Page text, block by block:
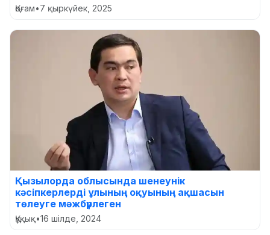
Қоғам•7 қыркүйек, 2025
Қызылорда облысында шенеунік
кәсіпкерлерді ұлының оқуының ақшасын
төлеуге мәжбүрлеген
Құқық•16 шілде, 2024